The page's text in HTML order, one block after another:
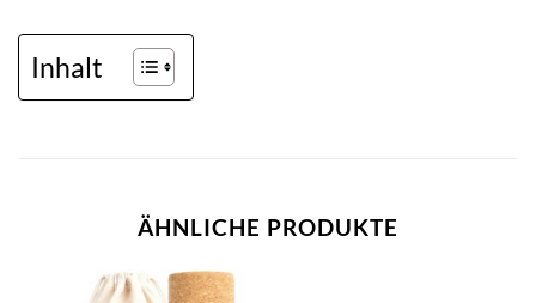
Inhalt
ÄHNLICHE PRODUKTE